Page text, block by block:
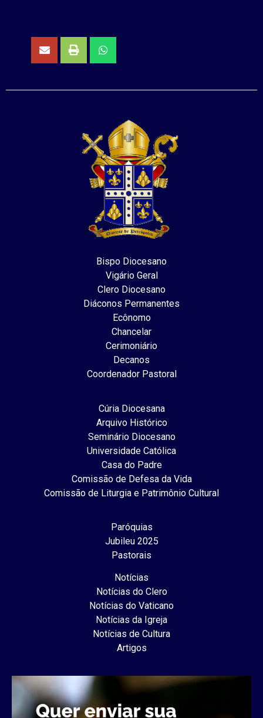
Bispo Diocesano
Vigário Geral
Clero Diocesano
Diáconos Permanentes
Ecônomo
Chancelar
Cerimoniário
Decanos
Coordenador Pastoral
Cúria Diocesana
Arquivo Histórico
Seminário Diocesano
Universidade Católica
Casa do Padre
Comissão de Defesa da Vida
Comissão de Liturgia e Patrimônio Cultural
Paróquias
Jubileu 2025
Pastorais
Notícias
Notícias do Clero
Notícias do Vaticano
Notícias da Igreja
Notícias de Cultura
Artigos